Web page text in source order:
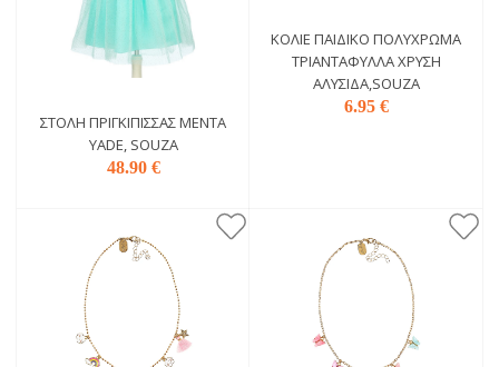
ΣΤΟΛΉ ΠΡΙΓΚΊΠΙΣΣΑΣ ΜΈΝΤΑ
YADE, SOUZA
48.90 €
ΚΟΛΙΈ ΠΑΙΔΙΚΌ ΠΟΛΎΧΡΩΜΑ
ΤΡΙΑΝΤΆΦΥΛΛΑ ΧΡΥΣΉ
ΑΛΥΣΊΔΑ,SOUZA
6.95 €